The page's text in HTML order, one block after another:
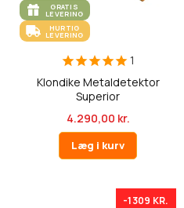
GRATIS
LEVERING
HURTIG
LEVERING
1
Klondike Metaldetektor
Superior
4.290,00 kr.
Læg i kurv
-1309 KR.